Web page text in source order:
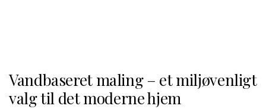
Vandbaseret maling – et miljøvenligt
valg til det moderne hjem